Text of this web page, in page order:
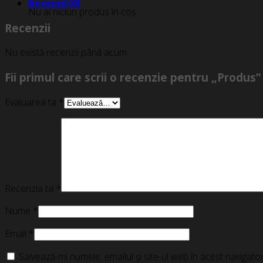
Nu ai niciun produs în coș.
Recenzii (0)
Recenzii
Nu există recenzii până acum.
Fii primul care scrii o recenzie pentru „Produs”
Evaluarea ta *
Recenzia ta *
Nume *
Email *
Salvează-mi numele, emailul și site-ul web în acest